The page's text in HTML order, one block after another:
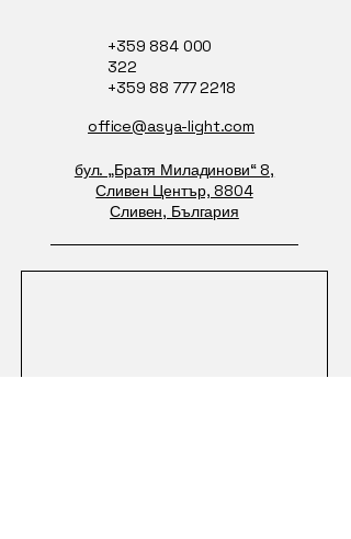
+359 884 000
322
+359 88 777 2218
office@asya-light.com
бул. „Братя Миладинови“ 8,
Сливен Център, 8804
Сливен, България